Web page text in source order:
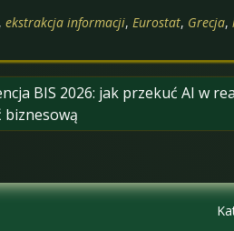
, ekstrakcja informacji, Eurostat, Grecja,
BIS 2026: jak przekuć AI w
biznesową